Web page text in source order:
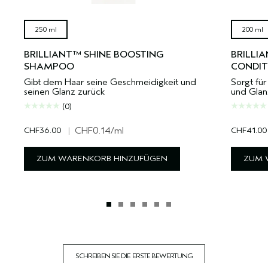
250 ml
BRILLIANT™ SHINE BOOSTING
SHAMPOO
Gibt dem Haar seine Geschmeidigkeit und
seinen Glanz zurück
(0)
CHF36.00 | CHF0.14/ml
ZUM WARENKORB HINZUFÜGEN
200 ml
Sorgt
und
CHF41.00
ZUM
SCHREIBEN SIE DIE ERSTE BEWERTUNG